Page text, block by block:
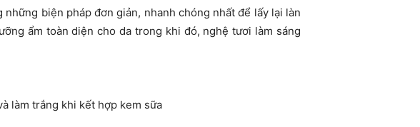
biện pháp đơn giản, nhanh chóng nhất để lấy lại làn
ẩm toàn diện cho da trong khi đó, nghệ tươi làm sáng
làm trắng khi kết hợp kem sữa